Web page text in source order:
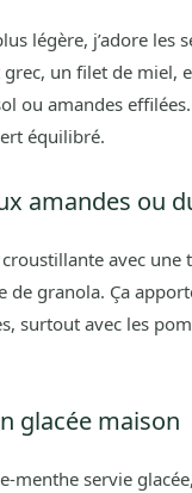
légère, j’adore les
un filet de miel,
ou amandes
équilibré.
amandes ou
avec une
de granola. Ça
surtout avec les
glacée maison
menthe servie